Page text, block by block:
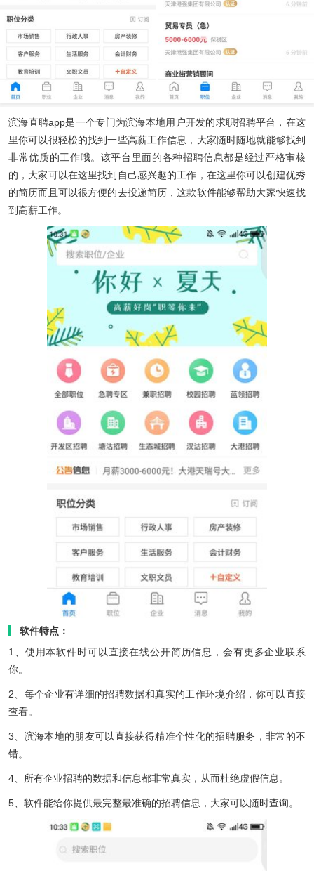
滨海直聘app是一个专门为滨海本地用户开发的求职招聘平台，在这
里你可以很轻松的找到一些高薪工作信息，大家随时随地就能够找到
非常优质的工作哦。该平台里面的各种招聘信息都是经过严格审核
的，大家可以在这里找到自己感兴趣的工作，在这里你可以创建优秀
的简历而且可以很方便的去投递简历，这款软件能够帮助大家快速找
到高薪工作。
软件特点：
1、使用本软件时可以直接在线公开简历信息，会有更多企业联系
你。
2、每个企业有详细的招聘数据和真实的工作环境介绍，你可以直接
查看。
3、滨海本地的朋友可以直接获得精准个性化的招聘服务，非常的不
错。
4、所有企业招聘的数据和信息都非常真实，从而杜绝虚假信息。
5、软件能给你提供最完整最准确的招聘信息，大家可以随时查询。